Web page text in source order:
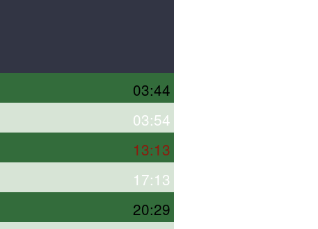
03:44
03:54
13:13
17:13
20:29